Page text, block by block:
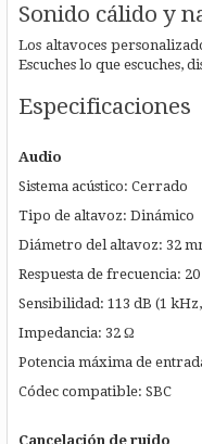
Sonido cálido y
Los altavoces
Escuches lo que escuches,
Especificaciones
Audio
Sistema acústico: Cerrado
Tipo de altavoz: Dinámico
Diámetro del altavoz: 32
Respuesta de frecuencia:
Sensibilidad: 113 dB (1
Impedancia: 32 Ω
Potencia máxima de
Códec compatible: SBC
Cancelación de ruido